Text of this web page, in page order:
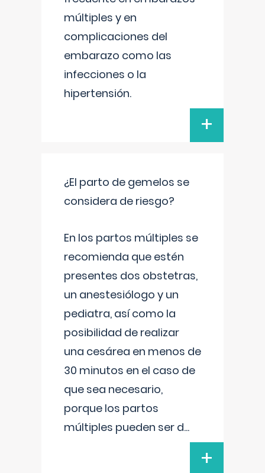
múltiples y en
complicaciones del
embarazo como las
infecciones o la
hipertensión.
+
¿El parto de gemelos se
considera de riesgo?
En los partos múltiples se
recomienda que estén
presentes dos obstetras,
un anestesiólogo y un
pediatra, así como la
posibilidad de realizar
una cesárea en menos de
30 minutos en el caso de
que sea necesario,
porque los partos
múltiples pueden ser d...
+